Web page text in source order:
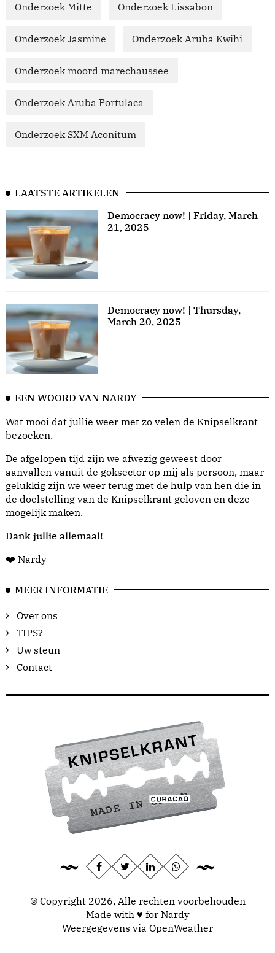
Onderzoek Mitte Onderzoek Lissabon
Onderzoek Jasmine Onderzoek Aruba Kwihi
Onderzoek moord marechaussee
Onderzoek Aruba Portulaca
Onderzoek SXM Aconitum
LAATSTE ARTIKELEN
Democracy now! | Friday, March
21, 2025
Democracy now! | Thursday,
March 20, 2025
EEN WOORD VAN NARDY
Wat mooi dat jullie weer met zo velen de Knipselkrant
bezoeken.
De afgelopen tijd zijn we afwezig geweest door
aanvallen vanuit de goksector op mij als persoon, maar
gelukkig zijn we weer terug met de hulp van hen die in
de doelstelling van de Knipselkrant geloven en deze
mogelijk maken.
Dank jullie allemaal!
❤️ Nardy
MEER INFORMATIE
Over ons
TIPS?
Uw steun
Contact
© Copyright 2026, Alle rechten voorbehouden
Made with ♥ for Nardy
Weergegevens via OpenWeather